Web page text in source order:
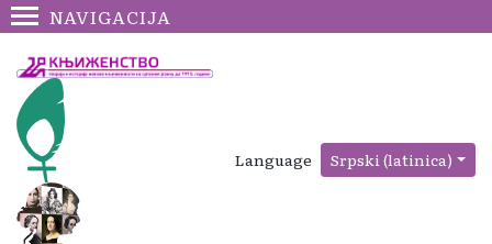
NAVIGACIJA
Language Srpski (latinica)